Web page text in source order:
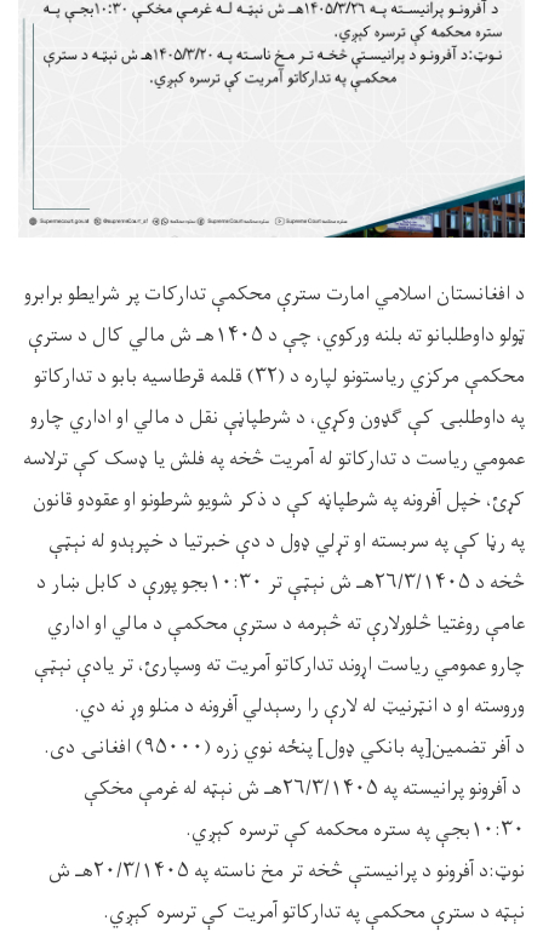
د افغانستان اسلامي امارت سترې محکمې تدارکات پر شرایطو برابرو
ټولو داوطلبانو ته بلنه ورکوي، چې د ۱۴۰۵هـ ش مالي کال د سترې
محکمې مرکزي ریاستونو لپاره د (۳۲) قلمه قرطاسیه بابو د تدارکاتو
په داوطلبۍ کې ګډون وکړي، د شرطپاڼې نقل د مالي او اداري چارو
عمومي ریاست د تدارکاتو له آمریت څخه په فلش یا ډسک کې ترلاسه
کړئ، خپل آفرونه په شرطپاڼه کې د ذکر شویو شرطونو او عقودو قانون
په رڼا کې په سربسته او تړلي ډول د دې خبرتیا د خپرېدو له نېټې
څخه د ۲۶/۳/۱۴۰۵هـ ش نېټې تر ۱۰:۳۰بجو پورې د کابل ښار د
عامې روغتیا څلورلارې ته څېرمه د سترې محکمې د مالي او اداري
چارو عمومي ریاست اړوند تدارکاتو آمریت ته وسپارئ، تر یادې نېټې
وروسته او د انټرنیټ له لارې را رسېدلي آفرونه د منلو وړ نه دي.
د آفر تضمین[په بانکي ډول] پنځه نوي زره (۹۵۰۰۰) افغانۍ دی.
د آفرونو پرانیسته په ۲۶/۳/۱۴۰۵هـ ش نېټه له غرمې مخکې
۱۰:۳۰بجې په ستره محکمه کې ترسره کېږي.
نوټ:د آفرونو د پرانیستې څخه تر مخ ناسته په ۲۰/۳/۱۴۰۵هـ ش
نېټه د سترې محکمې په تدارکاتو آمریت کې ترسره کېږي.